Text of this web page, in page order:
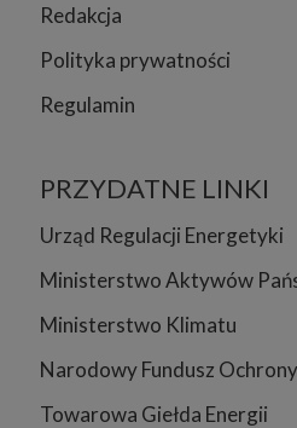
Redakcja
Polityka prywatności
Regulamin
PRZYDATNE LINKI
Urząd Regulacji Energetyki
Ministerstwo Aktywów
Ministerstwo Klimatu
Narodowy Fundusz
Towarowa Giełda Energii